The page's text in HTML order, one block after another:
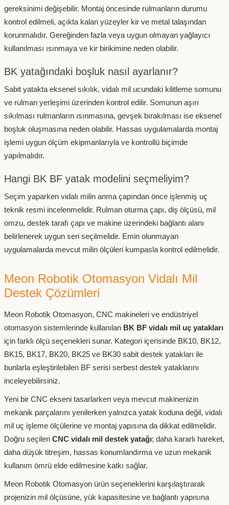
gereksinimi değişebilir. Montaj öncesinde rulmanların durumu
kontrol edilmeli, açıkta kalan yüzeyler kir ve metal talaşından
korunmalıdır. Gereğinden fazla veya uygun olmayan yağlayıcı
kullanılması ısınmaya ve kir birikimine neden olabilir.
BK yatağındaki boşluk nasıl ayarlanır?
Sabit yatakta eksenel sıkılık, vidalı mil ucundaki kilitleme somunu
ve rulman yerleşimi üzerinden kontrol edilir. Somunun aşırı
sıkılması rulmanların ısınmasına, gevşek bırakılması ise eksenel
boşluk oluşmasına neden olabilir. Hassas uygulamalarda montaj
işlemi uygun ölçüm ekipmanlarıyla ve kontrollü biçimde
yapılmalıdır.
Hangi BK BF yatak modelini seçmeliyim?
Seçim yaparken vidalı milin anma çapından önce işlenmiş uç
teknik resmi incelenmelidir. Rulman oturma çapı, diş ölçüsü, mil
omzu, destek tarafı çapı ve makine üzerindeki bağlantı alanı
belirlenerek uygun seri seçilmelidir. Emin olunmayan
uygulamalarda mevcut milin ölçüleri kumpasla kontrol edilmelidir.
Meon Robotik Otomasyon Vidalı Mil
Destek Çözümleri
Meon Robotik Otomasyon, CNC makineleri ve endüstriyel
otomasyon sistemlerinde kullanılan BK BF vidalı mil uç yatakları
için farklı ölçü seçenekleri sunar. Kategori içerisinde BK10, BK12,
BK15, BK17, BK20, BK25 ve BK30 sabit destek yatakları ile
bunlarla eşleştirilebilen BF serisi serbest destek yataklarını
inceleyebilirsiniz.
Yeni bir CNC ekseni tasarlarken veya mevcut makinenizin
mekanik parçalarını yenilerken yalnızca yatak koduna değil, vidalı
mil uç işleme ölçülerine ve montaj yapısına da dikkat edilmelidir.
Doğru seçilen CNC vidalı mil destek yatağı; daha kararlı hareket,
daha düşük titreşim, hassas konumlandırma ve uzun mekanik
kullanım ömrü elde edilmesine katkı sağlar.
Meon Robotik Otomasyon ürün seçeneklerini karşılaştırarak
projenizin mil ölçüsüne, yük kapasitesine ve bağlantı yapısına